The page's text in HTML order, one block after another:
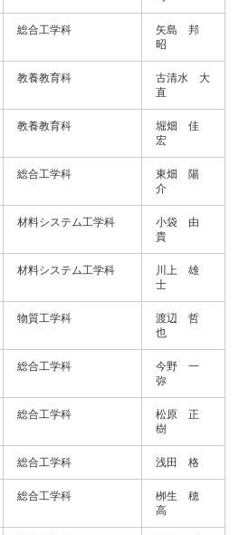
総合工学科
矢島 邦
昭
教養教育科
古清水 大
直
教養教育科
堀畑 佳
宏
総合工学科
東畑 陽
介
材料システム工学科
小袋 由
貴
材料システム工学科
川上 雄
士
物質工学科
渡辺 哲
也
総合工学科
今野 一
弥
総合工学科
松原 正
樹
総合工学科 浅田 格
総合工学科
栁生 穂
高